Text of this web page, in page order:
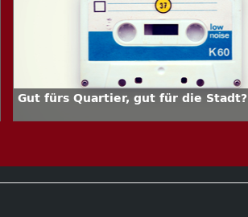
Gut fürs Quartier, gut für die Stadt?